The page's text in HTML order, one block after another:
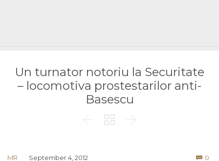
Un turnator notoriu la Securitate
– locomotiva prostestarilor anti-
Basescu
  
MR September 4, 2012  0